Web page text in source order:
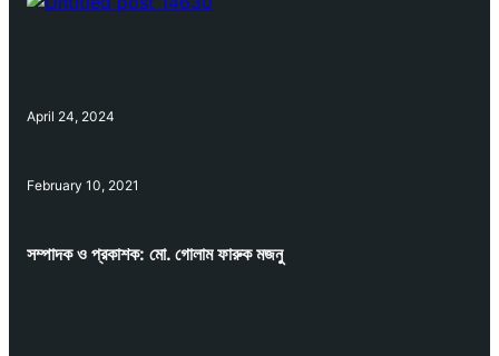
April 24, 2024
February 10, 2021
সম্পাদক ও প্রকাশক: মো. গোলাম ফারুক মজনু